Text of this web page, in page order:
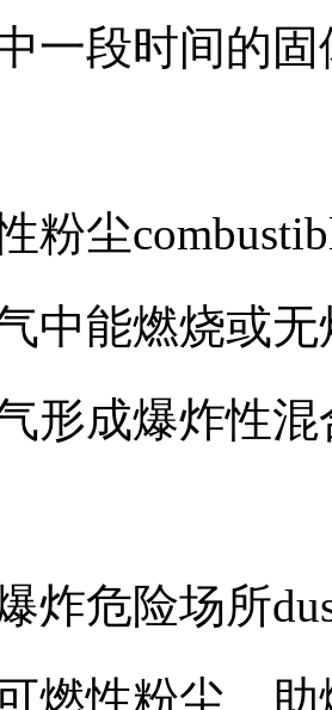
一段时间的
尘
能燃烧或无
形成爆炸性
危险场所dust
性粉尘、助